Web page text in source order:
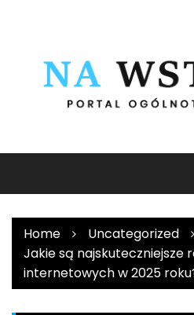
Home
Uncategorized
Jakie są najskuteczniejsze
internetowych w 2025